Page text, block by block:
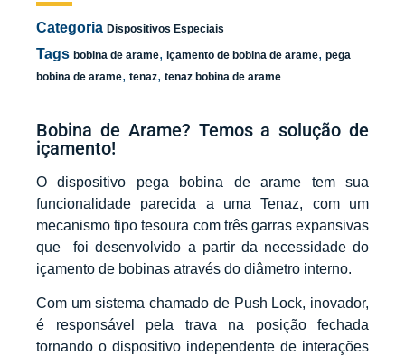
Categoria Dispositivos Especiais
Tags bobina de arame, içamento de bobina de arame, pega
bobina de arame, tenaz, tenaz bobina de arame
Bobina de Arame? Temos a solução de
içamento!
O dispositivo pega bobina de arame tem sua
funcionalidade parecida a uma Tenaz, com um
mecanismo tipo tesoura com três garras expansivas
que foi desenvolvido a partir da necessidade do
içamento de bobinas através do diâmetro interno.
Com um sistema chamado de Push Lock, inovador,
é responsável pela trava na posição fechada
tornando o dispositivo independente de interações